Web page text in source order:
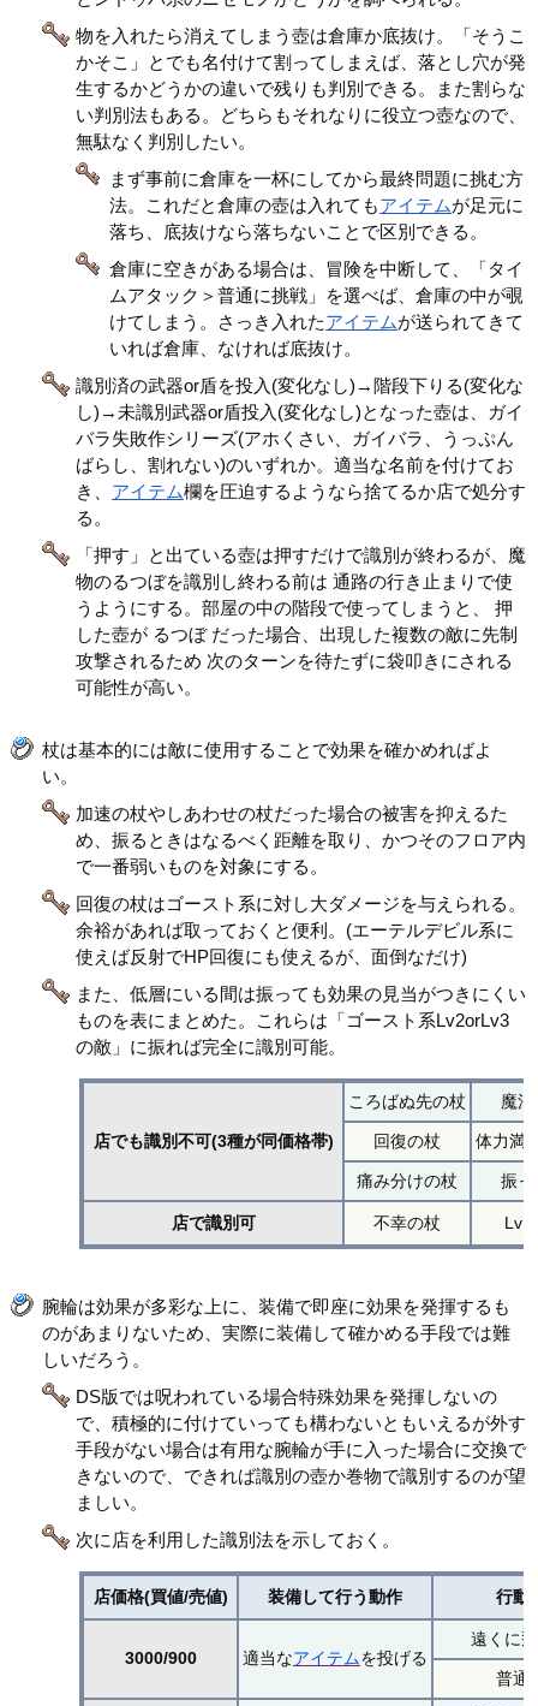
物を入れたら消えてしまう壺は倉庫か底抜け。「そうこ
かそこ」とでも名付けて割ってしまえば、落とし穴が発
生するかどうかの違いで残りも判別できる。また割らな
い判別法もある。どちらもそれなりに役立つ壺なので、
無駄なく判別したい。
まず事前に倉庫を一杯にしてから最終問題に挑む方
法。これだと倉庫の壺は入れてもアイテムが足元に
落ち、底抜けなら落ちないことで区別できる。
倉庫に空きがある場合は、冒険を中断して、「タイ
ムアタック＞普通に挑戦」を選べば、倉庫の中が覗
けてしまう。さっき入れたアイテムが送られてきて
いれば倉庫、なければ底抜け。
識別済の武器or盾を投入(変化なし)→階段下りる(変化な
し)→未識別武器or盾投入(変化なし)となった壺は、ガイ
バラ失敗作シリーズ(アホくさい、ガイバラ、うっぷん
ばらし、割れない)のいずれか。適当な名前を付けてお
き、 アイテム欄を圧迫するようなら捨てるか店で処分す
る。
「押す」と出ている壺は押すだけで識別が終わるが、魔
物のるつぼを識別し終わる前は 通路の行き止まりで使
うようにする。部屋の中の階段で使ってしまうと、 押
した壺が るつぼ だった場合、出現した複数の敵に先制
攻撃されるため 次のターンを待たずに袋叩きにされる
可能性が高い。
杖は基本的には敵に使用することで効果を確かめればよ
い。
加速の杖やしあわせの杖だった場合の被害を抑えるた
め、振るときはなるべく距離を取り、かつそのフロア内
で一番弱いものを対象にする。
回復の杖はゴースト系に対し大ダメージを与えられる。
余裕があれば取っておくと便利。(エーテルデビル系に
使えば反射でHP回復にも使えるが、面倒なだけ)
また、低層にいる間は振っても効果の見当がつきにくい
ものを表にまとめた。これらは「ゴースト系Lv2orLv3
の敵」に振れば完全に識別可能。
店でも識別不可(3種が同価格帯)
ころばぬ先の杖 魔
回復の杖 体力満
痛み分けの杖 振っ
店で識別可 不幸の杖 Lv1
腕輪は効果が多彩な上に、装備で即座に効果を発揮するも
のがあまりないため、実際に装備して確かめる手段では難
しいだろう。
DS版では呪われている場合特殊効果を発揮しないの
で、積極的に付けていっても構わないともいえるが外す
手段がない場合は有用な腕輪が手に入った場合に交換で
きないので、できれば識別の壺か巻物で識別するのが望
ましい。
次に店を利用した識別法を示しておく。
店価格(買値/売値) 装備して行う動作 行動
3000/900 適当なアイテムを投げる
遠くに
普通